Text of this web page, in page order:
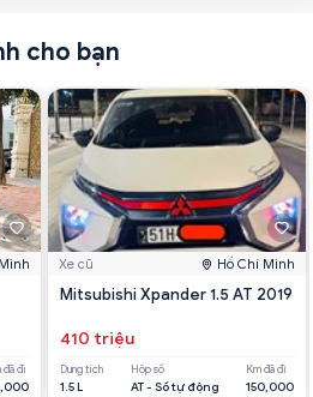
cho bạn
đã đi
Xe cũ Hồ Chí Minh
Mitsubishi Xpander 1.5 AT 2019
410 triệu
Dung tích
1.5 L
Hộp số
AT - Số tự động
Km đã đi
150,000